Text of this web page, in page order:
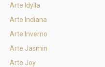
Arte Idylla
Arte Indiana
Arte Inverno
Arte Jasmin
Arte Joy